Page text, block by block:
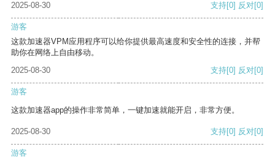
2025-08-30 支持[0] 反对[0]
游客
这款加速器VPM应用程序可以给你提供最高速度和安全性的连接，并帮
助你在网络上自由移动。
2025-08-30
支持[0] 反对[0]
游客
这款加速器app的操作非常简单，一键加速就能开启，非常方便。
2025-08-30 支持[0] 反对[0]
游客